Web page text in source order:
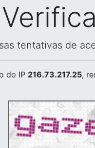
tentativas de
do IP 216.73.217.25,